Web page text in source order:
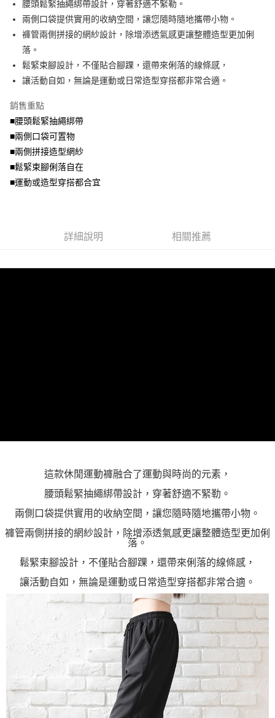
法說明評估內容。
【繳款方式說明】
1.分期款項不併入電信帳單，「大哥付你分期」於每月結算日後寄送繳費提
醒簡訊。
2.透過簡訊連結打開帳單後，可選擇「超商條碼／台灣大直營門市／銀行轉
帳／街口支付／iPASS MONEY」等通路繳費。
【注意事項】
1.本服務係由「台灣大哥大股份有限公司」（以下簡稱本公司）所提供，讓
用戶於交易時，得透過本服務購買商品或服務，並由商店將買賣／分期付款
買賣價金債權讓與本公司後，依約使用本公司帳單繳交帳款。
資料（包含姓名、電話或地址）提供予台灣大哥大進項蒐集、處理及利用，
由本公司與您本人進行分期帳單所需資料之確認、核對及更正。
3.完整用戶服務條款，請詳閱以下連結：
１．簡單：不需註冊會員、不需綁卡、不需儲值。
２．便利：只要手機號碼，簡訊認證，即可結帳。
３．安心：先確認商品／服務後，再付款。
【「AFTEE先享後付」結帳流程】
１．於結帳方式選擇「AFTEE先享後付」後，將跳轉至「AFTEE先享後付」
２．訂單成立數日內，您將收到繳費通知簡訊。
ATM／網路銀行／等多元方式進行付款，方視為交易完成。
※ 請注意：結帳手續完成當下不需立刻繳費，但若您需要取消訂單，請聯絡
購買商品的店家。未經商家同意取消之訂單仍視為有效，需透過AFTEE先享
後付繳納相關費用。
※ 交易是否成功請以「AFTEE先享後付 」之結帳頁面顯示為準，若有關於
是否繳費成功／繳費後需取消欲退款等相關疑問，請聯繫「AFTEE先享後付
客戶支援中心」 https://netprotections.freshdesk.com/support/home
２．關於個人資料處理事宜，請瀏覽以下網址：
全家取貨付款
每筆NT$70，滿NT$699(含以上)免運費
付款後全家取貨
7-11取貨付款
每筆NT$70，滿NT$799(含以上)免運費
付款後7-11取貨
每筆NT$70，滿NT$699(含以上)免運費
宅配
腰頭鬆緊抽繩綁帶設計，穿著舒適不緊勒。
兩側口袋提供實用的收納空間，讓您隨時隨地攜帶小物。
褲管兩側拼接的網紗設計，除增添透氣感更讓整體造型更加俐
落。
鬆緊束腳設計，不僅貼合腳踝，還帶來俐落的線條感，
讓活動自如，無論是運動或日常造型穿搭都非常合適。
銷售重點
■腰頭鬆緊抽繩綁帶
■兩側口袋可置物
■兩側拼接造型網紗
■鬆緊束腳俐落自在
■運動或造型穿搭都合宜
詳細說明 相關推薦
這款休閒運動褲融合了運動與時尚的元素，
腰頭鬆緊抽繩綁帶設計，穿著舒適不緊勒。
兩側口袋提供實用的收納空間，讓您隨時隨地攜帶小物。
褲管兩側拼接的網紗設計，除增添透氣感更讓整體造型更加俐
落。
鬆緊束腳設計，不僅貼合腳踝，還帶來俐落的線條感，
讓活動自如，無論是運動或日常造型穿搭都非常合適。